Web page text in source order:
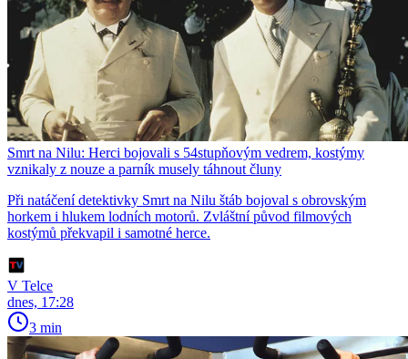
Smrt na Nilu: Herci bojovali s 54stupňovým vedrem, kostýmy
vznikaly z nouze a parník musely táhnout čluny
Při natáčení detektivky Smrt na Nilu štáb bojoval s obrovským
horkem i hlukem lodních motorů. Zvláštní původ filmových
kostýmů překvapil i samotné herce.
V Telce
dnes, 17:28
3 min